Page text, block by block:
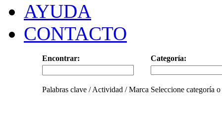
AYUDA
CONTACTO
Encontrar: Categoría:
Palabras clave / Actividad / Marca Seleccione categoría